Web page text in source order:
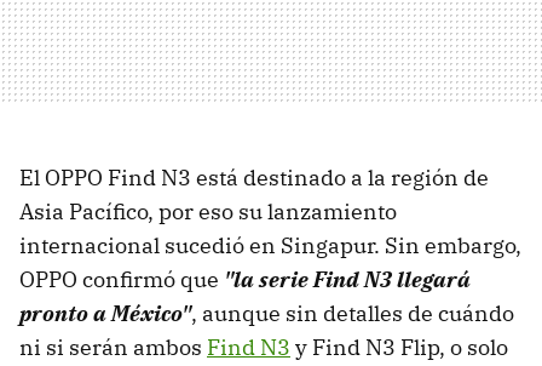
El OPPO Find N3 está destinado a la región de
Asia Pacífico, por eso su lanzamiento
internacional sucedió en Singapur. Sin embargo,
OPPO confirmó que "la serie Find N3 llegará
pronto a México", aunque sin detalles de cuándo
ni si serán ambos Find N3 y Find N3 Flip, o solo